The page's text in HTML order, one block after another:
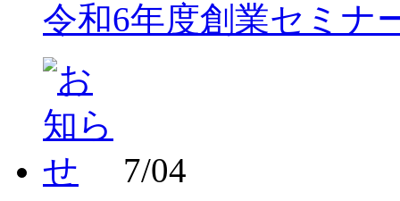
令和6年度創業セミナ
7/04